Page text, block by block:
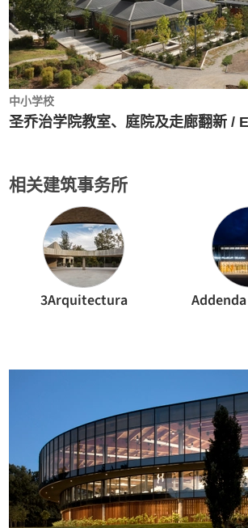
中小学校
相关建筑事务所
3Arquitectura